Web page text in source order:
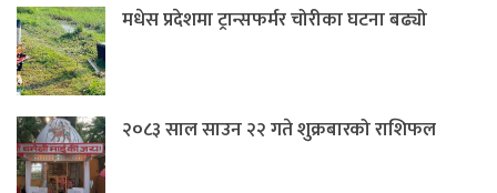
मधेस प्रदेशमा ट्रान्सफर्मर चोरीका घटना बढ्यो
२०८३ साल साउन २२ गते शुक्रबारको राशिफल